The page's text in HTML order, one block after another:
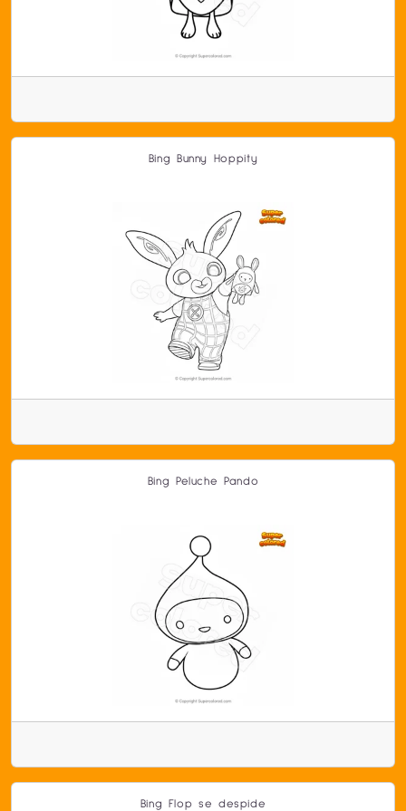
Bing Bunny Hoppity
Bing Peluche Pando
Bing Flop se despide